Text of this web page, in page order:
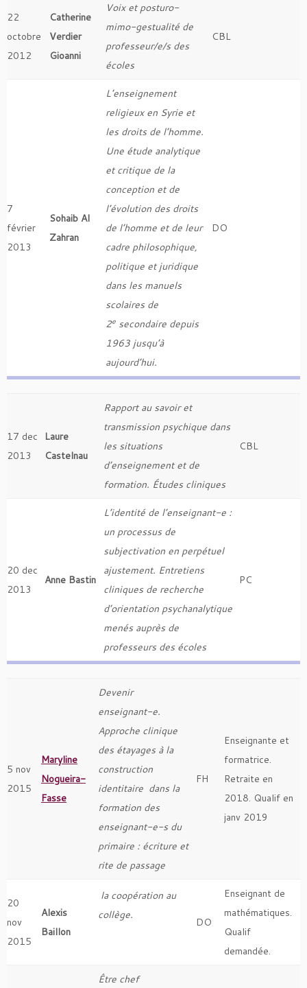
22
octobre
2012
Catherine
Verdier
Gioanni
Voix et posturo-
mimo-gestualité de
professeur/e/s des
écoles
CBL
7
février
2013
Sohaib Al
Zahran
L’enseignement
religieux en Syrie et
les droits de l’homme.
Une étude analytique
et critique de la
conception et de
l’évolution des droits
de l’homme et de leur
cadre philosophique,
politique et juridique
dans les manuels
scolaires de
2e secondaire depuis
1963 jusqu’à
aujourd’hui.
DO
17 dec
2013
Laure
Castelnau
Rapport au savoir et
transmission psychique dans
les situations
d’enseignement et de
formation. Études cliniques
CBL
20 dec
2013
Anne Bastin
L’identité de l’enseignant-e :
un processus de
subjectivation en perpétuel
ajustement. Entretiens
cliniques de recherche
d’orientation psychanalytique
menés auprès de
professeurs des écoles
PC
5 nov
2015
Maryline
Nogueira-
Fasse
Devenir
enseignant-e.
Approche clinique
des étayages à la
construction
identitaire dans la
formation des
enseignant-e-s du
primaire : écriture et
rite de passage
FH
Enseignante et
formatrice.
Retraite en
2018. Qualif en
janv 2019
20
nov
2015
Alexis
Baillon
la coopération au
collège.
DO
Enseignant de
mathématiques.
Qualif
demandée.
Être chef